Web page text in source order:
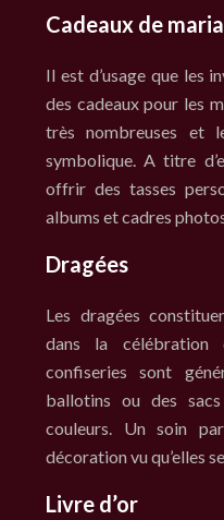
Cadeaux de
Il est d’usage que les
des cadeaux pour les
très nombreuses et
symbolique. A titre
offrir des tasses
albums et cadres
Dragées
Les dragées
dans la célébration
confiseries sont
ballotins ou des
couleurs. Un soin
décoration vu qu’elles
Livre d’or